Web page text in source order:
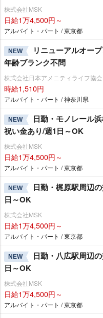
株式会社MSK
日給1万4,500円～
アルバイト・パート / 東京都
NEW
リニューアルオー
年齢ブランク不問
株式会社日本アメニティライフ協会
時給1,510円
アルバイト・パート / 神奈川県
NEW
日勤・モノレール
祝い金あり/週1日～OK
株式会社MSK
日給1万4,500円～
アルバイト・パート / 東京都
NEW
日勤・梶原駅周辺
日～OK
株式会社MSK
日給1万4,500円～
アルバイト・パート / 東京都
NEW
日勤・八広駅周辺
日～OK
株式会社MSK
日給1万4,500円～
アルバイト・パート / 東京都